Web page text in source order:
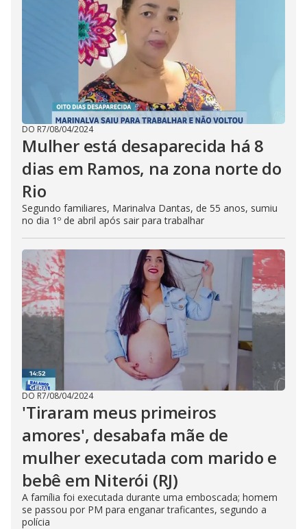
DO R7/08/04/2024
Mulher está desaparecida há 8
dias em Ramos, na zona norte do
Rio
Segundo familiares, Marinalva Dantas, de 55 anos, sumiu
no dia 1º de abril após sair para trabalhar
DO R7/08/04/2024
'Tiraram meus primeiros
amores', desabafa mãe de
mulher executada com marido e
bebê em Niterói (RJ)
A família foi executada durante uma emboscada; homem
se passou por PM para enganar traficantes, segundo a
polícia